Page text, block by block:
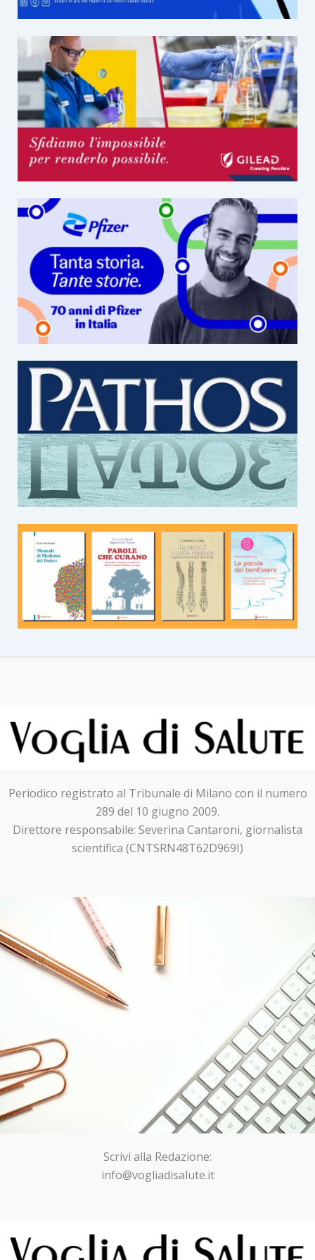
Periodico registrato al Tribunale di Milano con il numero
289 del 10 giugno 2009.
Direttore responsabile: Severina Cantaroni, giornalista
scientifica (CNTSRN48T62D969I)
Scrivi alla Redazione:
info@vogliadisalute.it